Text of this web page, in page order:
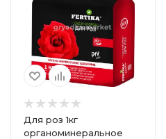
Для роз 1кг
органоминеральное